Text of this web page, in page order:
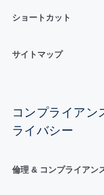
ショートカット
サイトマップ
コンプライア
ライバシー
倫理 & コンプライアン